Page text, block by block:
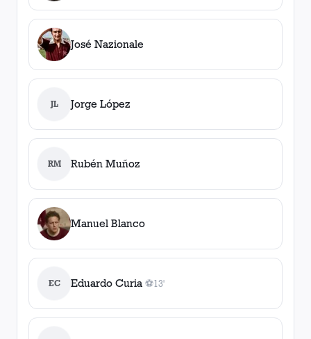
José Nazionale
JL Jorge López
RM Rubén Muñoz
Manuel Blanco
EC Eduardo Curia ⚽
1gol
13'